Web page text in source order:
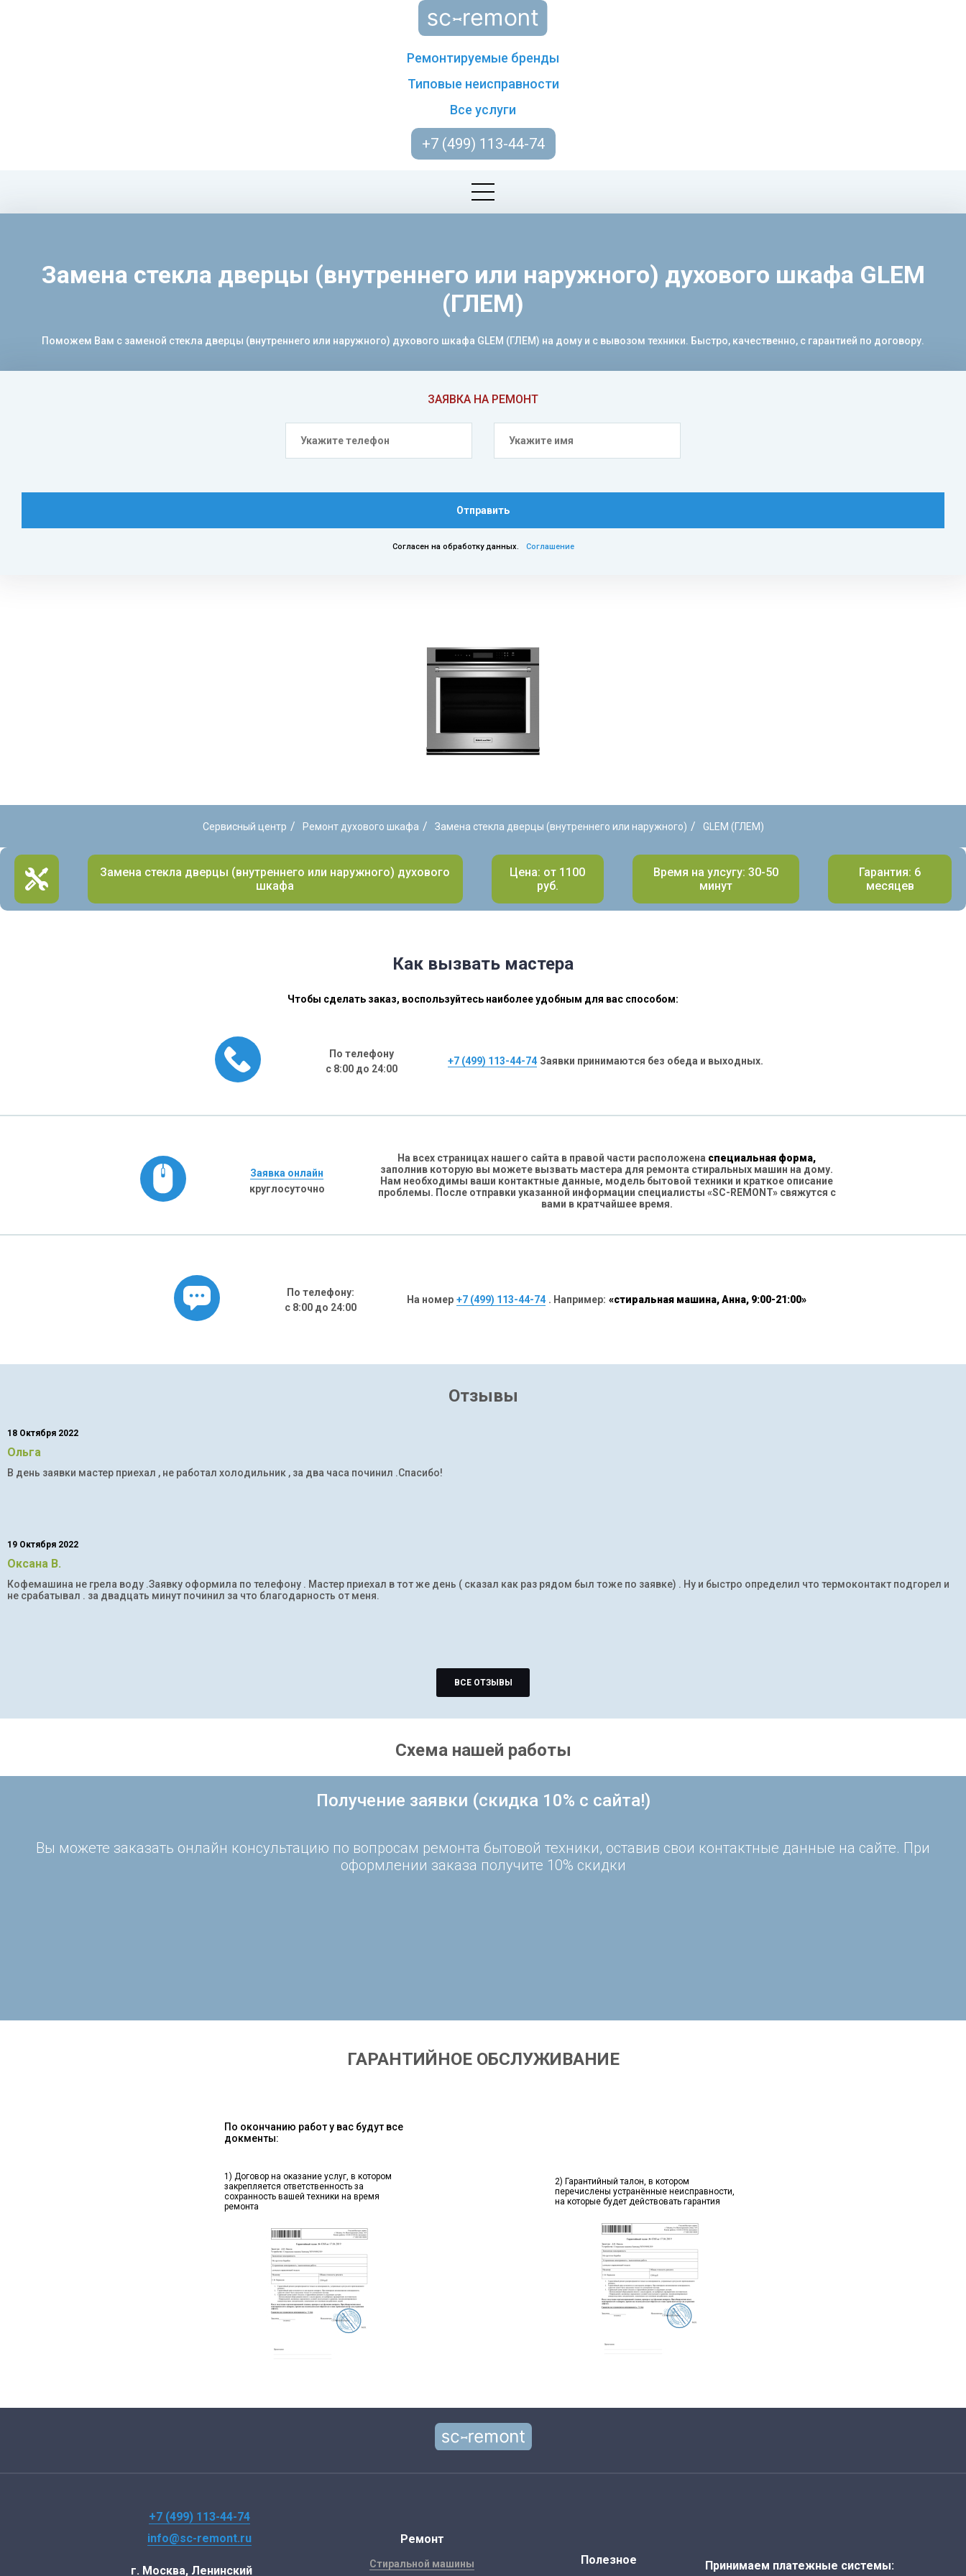
Ремонтируемые бренды
Типовые неисправности
Все услуги
+7 (499) 113-44-74
ЗАЯВКА НА РЕМОНТ
Отправить
Согласен на обработку данных. Соглашение
Замена стекла дверцы (внутреннего или наружного) духового шкафа GLEM
(ГЛЕМ)
Поможем Вам с заменой стекла дверцы (внутреннего или наружного) духового шкафа GLEM (ГЛЕМ) на дому и с вывозом техники. Быстро, качественно, с гарантией по договору.
Сервисный центр / Ремонт духового шкафа / Замена стекла дверцы (внутреннего или наружного) / GLEM (ГЛЕМ)
Замена стекла дверцы (внутреннего или наружного) духового
шкафа
Цена: от 1100
руб.
Время на улсугу: 30-50
минут
Гарантия: 6
месяцев
Как вызвать мастера
Чтобы сделать заказ, воспользуйтесь наиболее удобным для вас способом:
По телефону
с 8:00 до 24:00
+7 (499) 113-44-74 Заявки принимаются без обеда и выходных.
Заявка онлайн
круглосуточно
На всех страницах нашего сайта в правой части расположена специальная форма,
заполнив которую вы можете вызвать мастера для ремонта стиральных машин на дому.
Нам необходимы ваши контактные данные, модель бытовой техники и краткое описание
проблемы. После отправки указанной информации специалисты «SC-REMONT» свяжутся с
вами в кратчайшее время.
По телефону:
с 8:00 до 24:00
На номер +7 (499) 113-44-74 . Например: «стиральная машина, Анна, 9:00-21:00»
Отзывы
18 Октября 2022
Ольга
В день заявки мастер приехал , не работал холодильник , за два часа починил .Спасибо!
19 Октября 2022
Оксана В.
Кофемашина не грела воду .Заявку оформила по телефону . Мастер приехал в тот же день ( сказал как раз рядом был тоже по заявке) . Ну и быстро определил что термоконтакт подгорел и
не срабатывал . за двадцать минут починил за что благодарность от меня.
ВСЕ ОТЗЫВЫ
Схема нашей работы
Получение заявки (скидка 10% с сайта!)
Вы можете заказать онлайн консультацию по вопросам ремонта бытовой техники, оставив свои контактные данные на сайте. При
оформлении заказа получите 10% скидки
ГАРАНТИЙНОЕ ОБСЛУЖИВАНИЕ
По окончанию работ у вас будут все
докменты:
1) Договор на оказание услуг, в котором
закрепляется ответственность за
сохранность вашей техники на время
ремонта
2) Гарантийный талон, в котором
перечислены устранённые неисправности,
на которые будет действовать гарантия
+7 (499) 113-44-74
info@sc-remont.ru
г. Москва, Ленинский
Ремонт
Стиральной машины Полезное Принимаем платежные системы: